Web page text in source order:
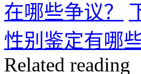
在哪些争议？
性别鉴定有哪
Related reading